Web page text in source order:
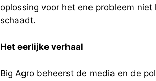
oplossing voor het ene probleem niet
schaadt.
Het eerlijke verhaal
Big Agro beheerst de media en de